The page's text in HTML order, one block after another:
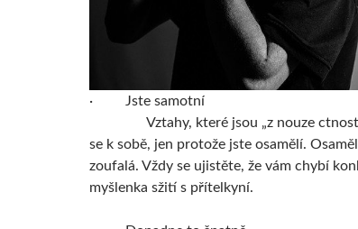
· Jste samotní
Vztahy, které jsou „z nouze ctnost“
se k sobě, jen protože jste osamělí.
zoufalá. Vždy se ujistěte, že vám chybí
myšlenka sžití s přítelkyní.